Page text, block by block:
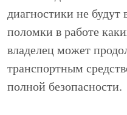
диагностики не
поломки в работе
владелец может
транспортным
полной безопасности.